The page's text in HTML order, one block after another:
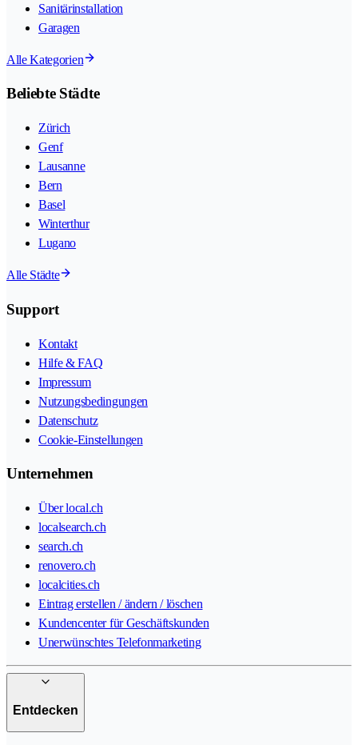
Sanitärinstallation
Garagen
Alle Kategorien
Beliebte Städte
Zürich
Genf
Lausanne
Bern
Basel
Winterthur
Lugano
Alle Städte
Support
Kontakt
Hilfe & FAQ
Impressum
Nutzungsbedingungen
Datenschutz
Cookie-Einstellungen
Unternehmen
Über local.ch
localsearch.ch
search.ch
renovero.ch
localcities.ch
Eintrag erstellen / ändern / löschen
Kundencenter für Geschäftskunden
Unerwünschtes Telefonmarketing
Entdecken